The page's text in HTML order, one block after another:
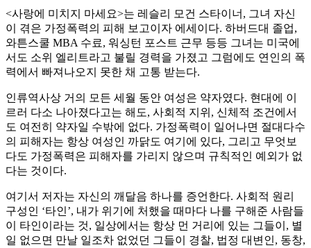
<사랑에 미치지 마세요>는 레슬리 모건 스타이너, 그녀 자신
이 겪은 가정폭력의 피해 보고이자 에세이다. 하버드대 졸업,
와튼스쿨 MBA 수료, 워싱턴 포스트 근무 등등 그녀는 미국에
서도 소위 엘리트라고 불릴 경력을 가졌고 그럼에도 연인의 폭
력에서 빠져나오지 못한 채 고통 받는다.
인류역사상 거의 모든 세월 동안 여성은 약자였다. 현대에 이
르러 다소 나아졌다고는 해도, 사회적 지위, 신체적 조건에서
도 여전히 약자일 수밖에 없다. 가정폭력이 일어나면 절대다수
의 피해자는 항상 여성인 까닭도 여기에 있다, 그리고 무엇보
다도 가정폭력은 피해자를 가리지 않으며 규칙적인 예외가 없
다는 것이다.
여기서 저자는 자신의 깨달음 하나를 증언한다. 사회적 원리
구성인 ‘타인’, 내가 위기에 처했을 때마다 나를 구해준 사람들
이 타인이라는 것, 일상에서는 항상 먼 거리에 있는 그들이, 별
일 없으면 만날 일조차 없었던 그들이 경찰, 법정 대변인, 동창,